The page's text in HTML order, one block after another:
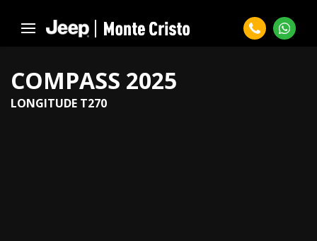
COMPASS 2025
LONGITUDE T270